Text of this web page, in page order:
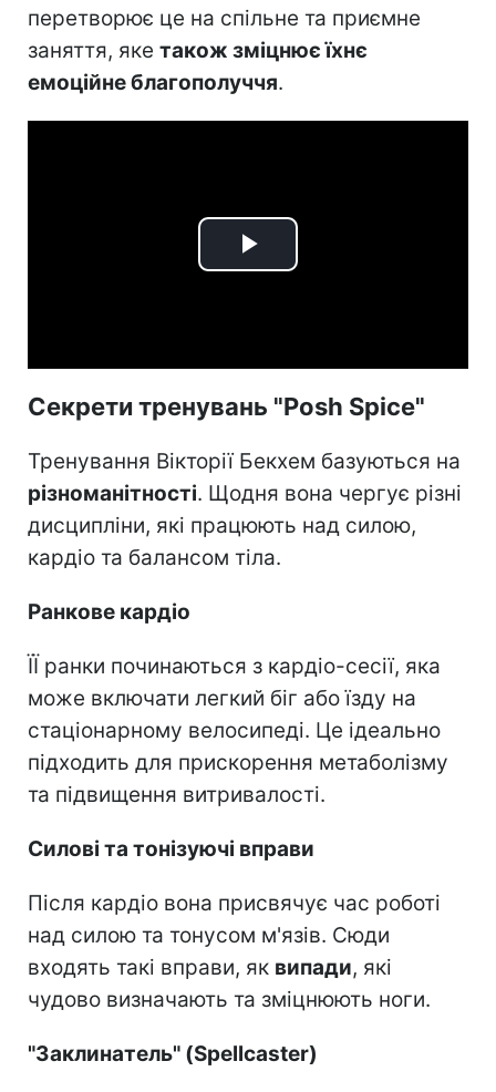
перетворює це на спільне та приємне
заняття, яке також зміцнює їхнє
емоційне благополуччя.
Play
Секрети тренувань "Posh Spice"
Тренування Вікторії Бекхем базуються на
різноманітності. Щодня вона чергує різні
дисципліни, які працюють над силою,
кардіо та балансом тіла.
Ранкове кардіо
ЇЇ ранки починаються з кардіо-сесії, яка
може включати легкий біг або їзду на
стаціонарному велосипеді. Це ідеально
підходить для прискорення метаболізму
та підвищення витривалості.
Силові та тонізуючі вправи
Після кардіо вона присвячує час роботі
над силою та тонусом м'язів. Сюди
входять такі вправи, як випади, які
чудово визначають та зміцнюють ноги.
"Заклинатель" (Spellcaster)